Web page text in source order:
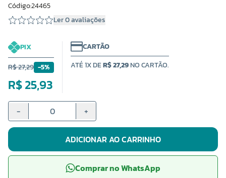
Código:24465
Ler 0 avaliações
PIX
R$ 27,29 -5%
R$ 25,93
CARTÃO
ATÉ 1X DER$ 27,29NO CARTÃO.
- +
ADICIONAR AO CARRINHO
Comprar no WhatsApp